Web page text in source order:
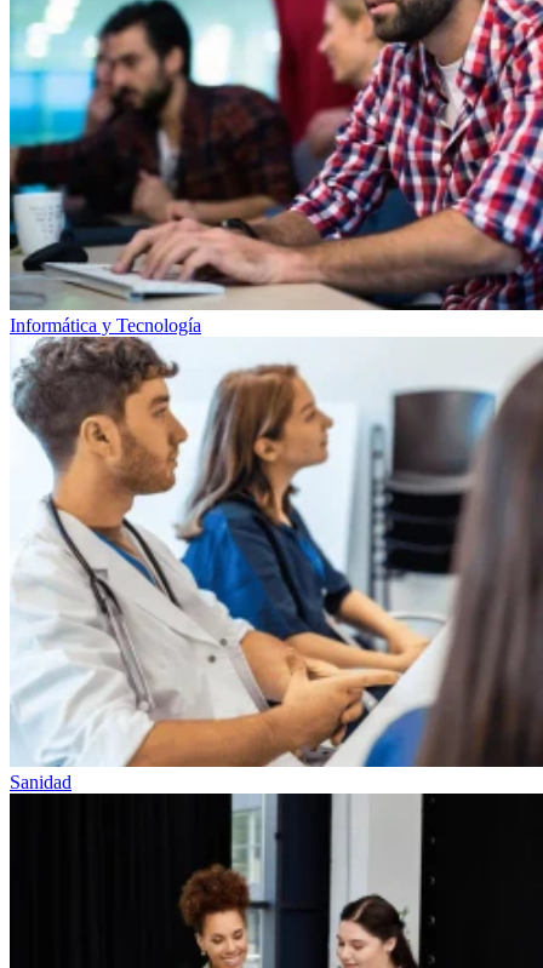
Informática y Tecnología
Sanidad